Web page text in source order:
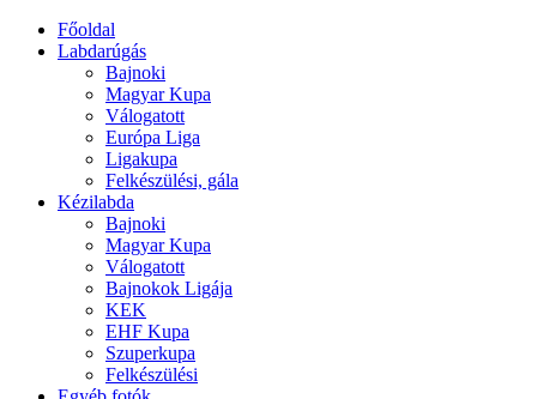
Főoldal
Labdarúgás
Bajnoki
Magyar Kupa
Válogatott
Európa Liga
Ligakupa
Felkészülési, gála
Kézilabda
Bajnoki
Magyar Kupa
Válogatott
Bajnokok Ligája
KEK
EHF Kupa
Szuperkupa
Felkészülési